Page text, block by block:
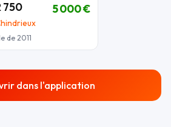
750
de 2011
5 000 €
dans l'application